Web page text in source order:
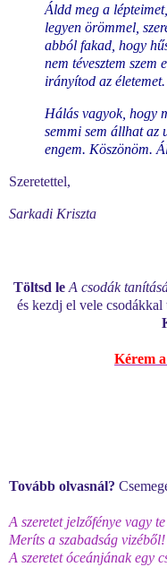
Áldd meg a
legyen örömmel,
abból fakad, hogy
nem tévesztem szem
irányítod az életemet.
Hálás vagyok, hogy
semmi sem állhat az
engem. Köszönöm.
Szeretettel,
Sarkadi Kriszta
Töltsd le A csodák
és kezdj el vele
Kérem a
Tovább olvasnál?
A szeretet jelzőfénye vagy
Meríts a szabadság
A szeretet óceánjának egy